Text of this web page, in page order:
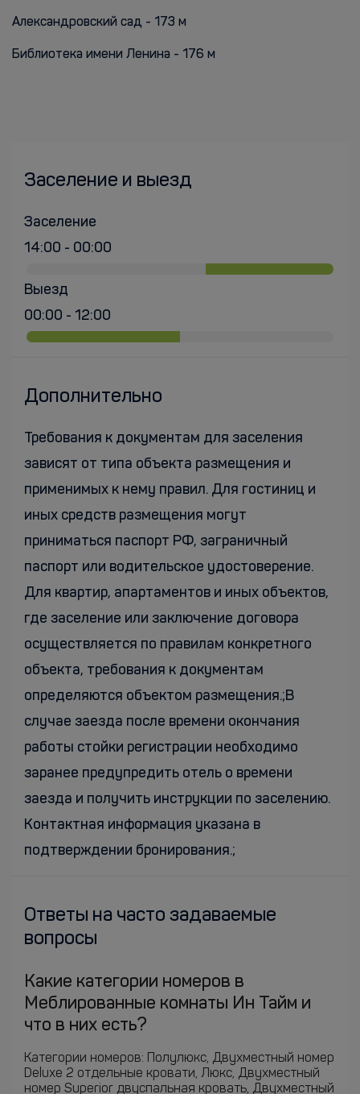
Александровский сад - 173 м
Библиотека имени Ленина - 176 м
Заселение и выезд
Заселение
14:00 - 00:00
Выезд
00:00 - 12:00
Дополнительно
Требования к документам для заселения
зависят от типа объекта размещения и
применимых к нему правил. Для гостиниц и
иных средств размещения могут
приниматься паспорт РФ, заграничный
паспорт или водительское удостоверение.
Для квартир, апартаментов и иных объектов,
где заселение или заключение договора
осуществляется по правилам конкретного
объекта, требования к документам
определяются объектом размещения.;В
случае заезда после времени окончания
работы стойки регистрации необходимо
заранее предупредить отель о времени
заезда и получить инструкции по заселению.
Контактная информация указана в
подтверждении бронирования.;
Ответы на часто задаваемые
вопросы
Какие категории номеров в
Меблированные комнаты Ин Тайм и
что в них есть?
Категории номеров: Полулюкс, Двухместный номер
Deluxe 2 отдельные кровати, Люкс, Двухместный
номер Superior двуспальная кровать, Двухместный